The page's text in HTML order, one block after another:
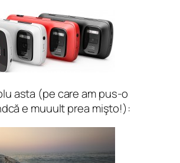
asta (pe care am pus-o
e muuult prea mişto!):